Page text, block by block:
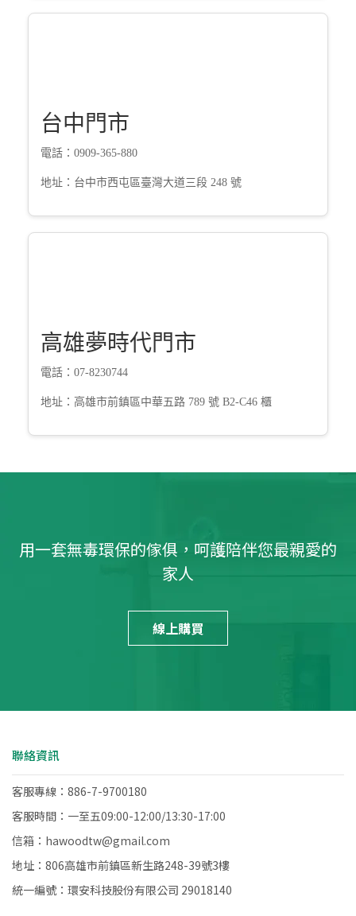
台中門市
電話：0909-365-880
地址：台中市西屯區臺灣大道三段 248 號
高雄夢時代門市
電話：07-8230744
地址：高雄市前鎮區中華五路 789 號 B2-C46 櫃
用一套無毒環保的傢俱，呵護陪伴您最親愛的
家人
線上購買
聯絡資訊
客服專線：886-7-9700180
客服時間：一至五09:00-12:00/13:30-17:00
信箱：hawoodtw@gmail.com
地址：806高雄市前鎮區新生路248-39號3樓
統一編號：環安科技股份有限公司 29018140